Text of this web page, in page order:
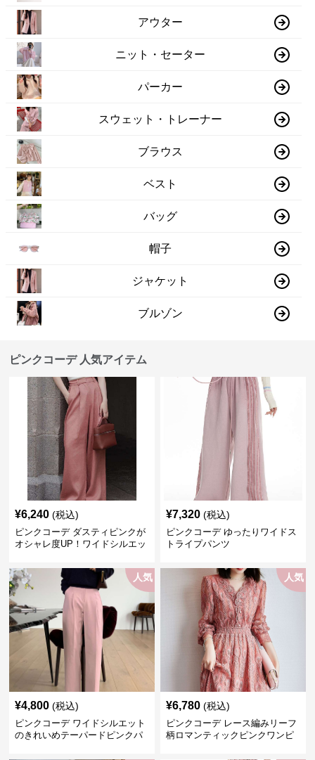
アウター
ニット・セーター
パーカー
スウェット・トレーナー
ブラウス
ベスト
バッグ
帽子
ジャケット
ブルゾン
ピンクコーデ 人気アイテム
¥6,240 (税込)
ピンクコーデ ダスティピンクが
オシャレ度UP！ワイドシルエッ
¥7,320 (税込)
ピンクコーデ ゆったりワイドス
トライプパンツ
人気
¥4,800 (税込)
ピンクコーデ ワイドシルエット
のきれいめテーパードピンクパ
人気
¥6,780 (税込)
ピンクコーデ レース編みリーフ
柄ロマンティックピンクワンピ